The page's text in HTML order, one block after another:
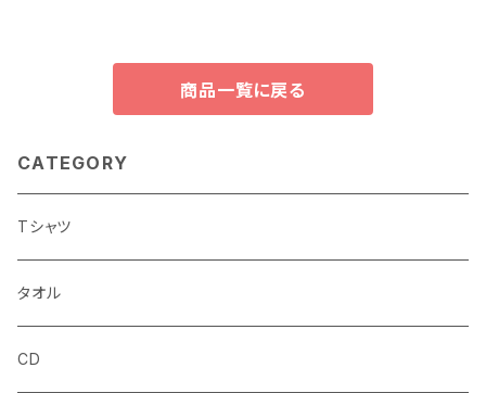
商品一覧に戻る
CATEGORY
Tシャツ
タオル
CD